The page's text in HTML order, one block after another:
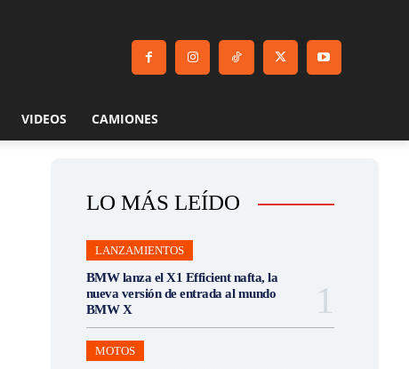
VIDEOS CAMIONES
LO MÁS LEÍDO
LANZAMIENTOS
BMW lanza el X1 Efficient nafta, la
nueva versión de entrada al mundo
BMW X
MOTOS